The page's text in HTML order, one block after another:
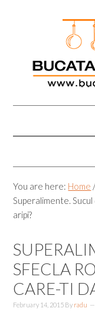
You are here: Home
Superalimente.
aripi?
SFECLA
CARE-TI
February 14, 2015 By radu